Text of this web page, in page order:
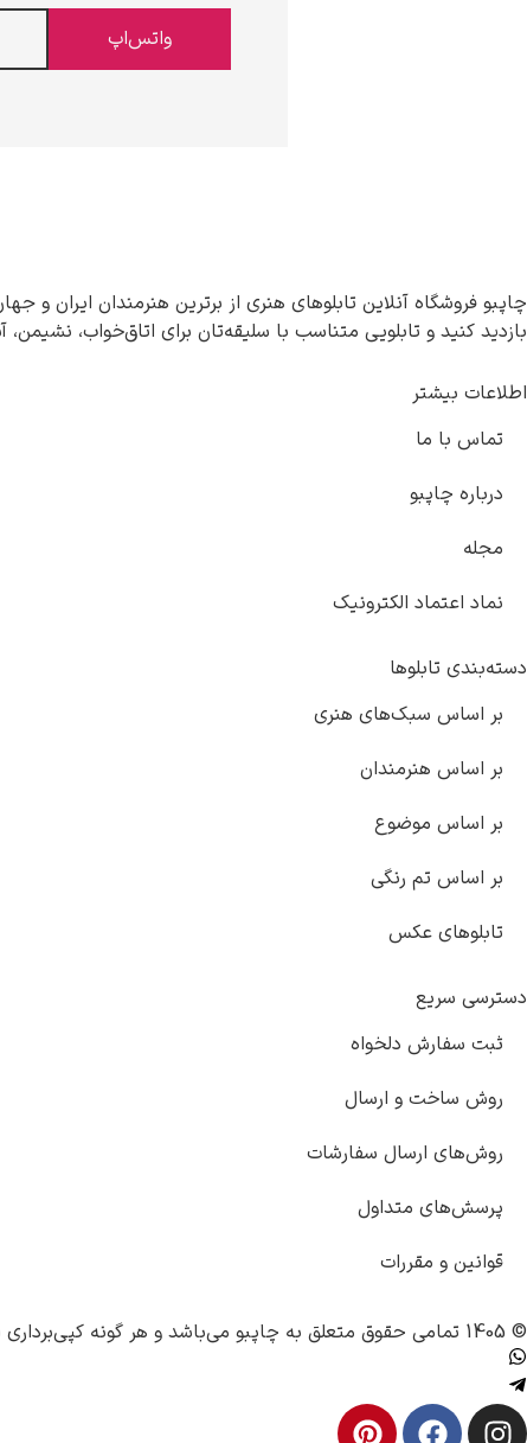
واتس‌اپ
چاپبو فروشگاه آنلاین تابلوهای هنری از برترین هنرمندان ایران و
بازدید کنید و تابلویی متناسب با سلیقه‌تان برای اتاق‌خواب،
اطلاعات بیشتر
تماس با ما
درباره چاپبو
مجله
نماد اعتماد الکترونیک
دسته‌بندی تابلوها
بر اساس سبک‌های هنری
بر اساس هنرمندان
بر اساس موضوع
بر اساس تم رنگی
تابلوهای عکس
دسترسی سریع
ثبت سفارش دلخواه
روش ساخت و ارسال
روش‌های ارسال سفارشات
پرسش‌های متداول
قوانین و مقررات
© 1405 تمامی حقوق متعلق به چاپبو می‌باشد و هر گونه کپی‌برداری